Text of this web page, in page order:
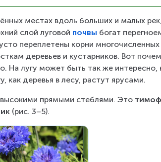
местах вдоль больших и малых
слой луговой почвы богат
переплетены корни
деревьев и кустарников. Вот
На лугу может быть так же интересно,
как деревья в лесу, растут ярусами.
прямыми стеблями. Это
(рис. 3–5).